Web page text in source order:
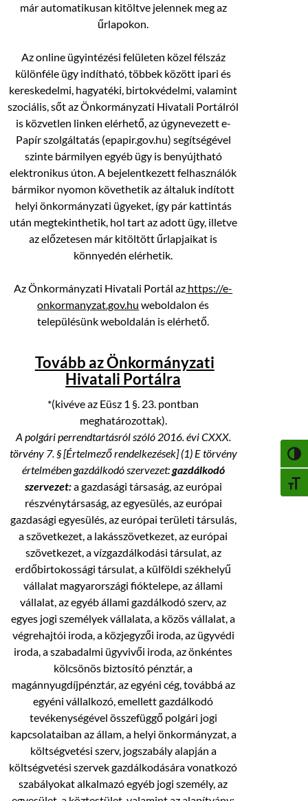
már automatikusan kitöltve jelennek meg az
űrlapokon.
Az online ügyintézési felületen közel félszáz
különféle ügy indítható, többek között ipari és
kereskedelmi, hagyatéki, birtokvédelmi, valamint
szociális, sőt az Önkormányzati Hivatali Portálról
is közvetlen linken elérhető, az úgynevezett e-
Papír szolgáltatás (epapir.gov.hu) segítségével
szinte bármilyen egyéb ügy is benyújtható
elektronikus úton. A bejelentkezett felhasználók
bármikor nyomon követhetik az általuk indított
helyi önkormányzati ügyeket, így pár kattintás
után megtekinthetik, hol tart az adott ügy, illetve
az előzetesen már kitöltött űrlapjaikat is
könnyedén elérhetik.
Az Önkormányzati Hivatali Portál az https://e-
onkormanyzat.gov.hu weboldalon és
településünk weboldalán is elérhető.
Tovább az Önkormányzati
Hivatali Portálra
*(kivéve az Eüsz 1 §. 23. pontban
meghatározottak).
A polgári perrendtartásról szóló 2016. évi CXXX.
törvény 7. § [Értelmező rendelkezések] (1) E törvény
értelmében gazdálkodó szervezet:gazdálkodó
szervezet:a gazdasági társaság, az európai
részvénytársaság, az egyesülés, az európai
gazdasági egyesülés, az európai területi társulás,
a szövetkezet, a lakásszövetkezet, az európai
szövetkezet, a vízgazdálkodási társulat, az
erdőbirtokossági társulat, a külföldi székhelyű
vállalat magyarországi fióktelepe, az állami
vállalat, az egyéb állami gazdálkodó szerv, az
egyes jogi személyek vállalata, a közös vállalat, a
végrehajtói iroda, a közjegyzői iroda, az ügyvédi
iroda, a szabadalmi ügyvivői iroda, az önkéntes
kölcsönös biztosító pénztár, a
magánnyugdíjpénztár, az egyéni cég, továbbá az
egyéni vállalkozó, emellett gazdálkodó
tevékenységével összefüggő polgári jogi
kapcsolataiban az állam, a helyi önkormányzat, a
költségvetési szerv, jogszabály alapján a
költségvetési szervek gazdálkodására vonatkozó
szabályokat alkalmazó egyéb jogi személy, az